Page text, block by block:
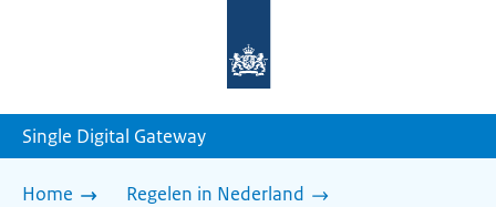
homepage
Single Digital Gateway
Home
Regelen in Nederland